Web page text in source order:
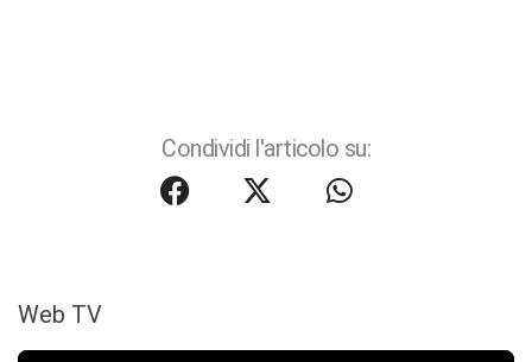
Condividi l'articolo su:
Web TV